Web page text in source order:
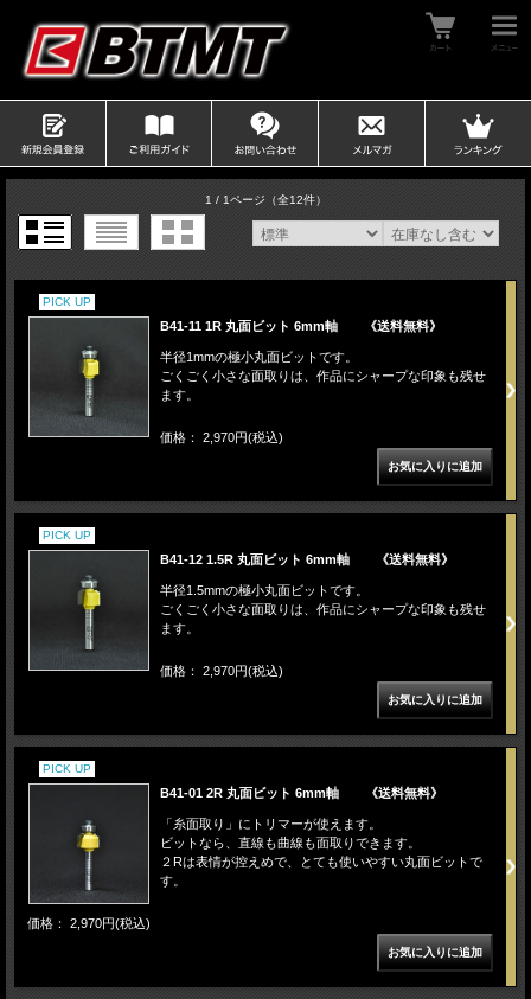
1 / 1ページ（全12件）
PICK UP
B41-11 1R 丸面ビット 6mm軸 《送料無料》
半径1mmの極小丸面ビットです。
ごくごく小さな面取りは、作品にシャープな印象も残せ
ます。
価格： 2,970円(税込)
PICK UP
B41-12 1.5R 丸面ビット 6mm軸 《送料無料》
半径1.5mmの極小丸面ビットです。
ごくごく小さな面取りは、作品にシャープな印象も残せ
ます。
価格： 2,970円(税込)
PICK UP
B41-01 2R 丸面ビット 6mm軸 《送料無料》
「糸面取り」にトリマーが使えます。
ビットなら、直線も曲線も面取りできます。
２Rは表情が控えめで、とても使いやすい丸面ビットで
す。
価格： 2,970円(税込)